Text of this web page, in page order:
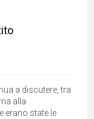
a discutere, tra
alla
erano state le